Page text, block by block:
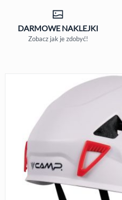
DARMOWENAKLEJKI
Zobacz jak je zdobyć!